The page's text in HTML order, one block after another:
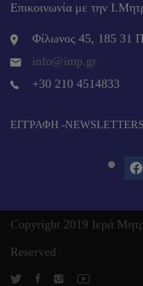
Επικοινωνία με την
Φίλωνος 45, 185 31
info@imp.gr
+30 210 4514833
EΓΓΡΑΦΉ -NEWSLETTERS
Copyright 2019 Ιερά
Reserved